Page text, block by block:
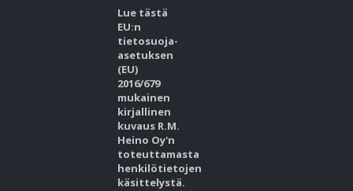
Lue tästä
EU:n
tietosuoja-
asetuksen
(EU)
2016/679
mukainen
kirjallinen
kuvaus R.M.
Heino Oy'n
toteuttamasta
henkilötietojen
käsittelystä.